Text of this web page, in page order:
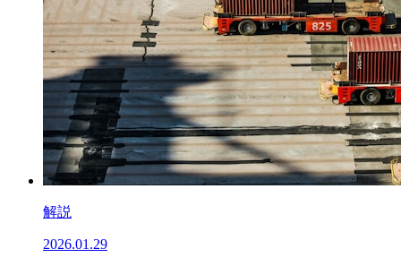
解説
2026.01.29